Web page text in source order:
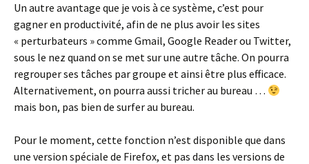
Un autre avantage que je vois à ce système, c’est pour
gagner en productivité, afin de ne plus avoir les sites
« perturbateurs » comme Gmail, Google Reader ou Twitter,
sous le nez quand on se met sur une autre tâche. On pourra
regrouper ses tâches par groupe et ainsi être plus efficace.
Alternativement, on pourra aussi tricher au bureau …
mais bon, pas bien de surfer au bureau.
Pour le moment, cette fonction n’est disponible que dans
une version spéciale de Firefox, et pas dans les versions de